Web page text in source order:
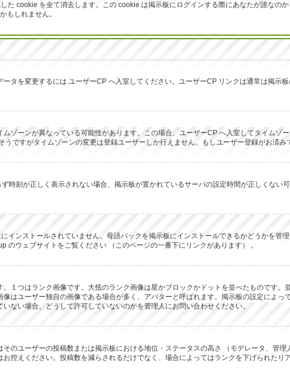
た cookie を全て消去します。この cookie は掲示板にログインする際にあなたが誰なの
もしれません。
タを変更するには ユーザーCP へ入室してください。ユーザーCP リンクは通常は掲示
ゾーンが異なっている可能性があります。この場合、ユーザーCP へ入室してタイムゾ
ですがタイムゾーンの変更は登録ユーザーしか行えません。もしユーザー登録がお済み
時刻が正しく表示されない場合、掲示板が置かれているサーバの設定時間が正しくな
インストールされていません。母語パックを掲示板にインストールできるかどうかを
ウェブサイトをご覧ください （このページの一番下にリンクがあります） 。
１つはランク画像です。大抵のランク画像は星かブロックかドットを並べたものです。
はユーザー独自の画像である場合が多く、アバターと呼ばれます。掲示板の設定によ
ない場合、どうして許可していないのかを管理人にお問い合わせください。
のユーザーの投稿数または掲示板における地位・ステータスの高さ （モデレータ、管
控えください。投稿数を減らされるだけでなく、場合によってはランクを下げられたり